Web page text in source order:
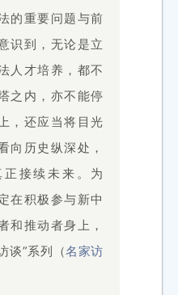
的重要问题与前
识到，无论是立
人才培养，都不
之内，亦不能停
，还应当将目光
向历史纵深处，
接续未来。为
在积极参与新中
和推动者身上，
谈”系列 （名家访